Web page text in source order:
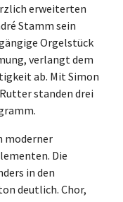
erweiterten
Stamm sein
Orgelstück
verlangt dem
ab. Mit Simon
standen drei
moderner
Die
in den
deutlich. Chor,